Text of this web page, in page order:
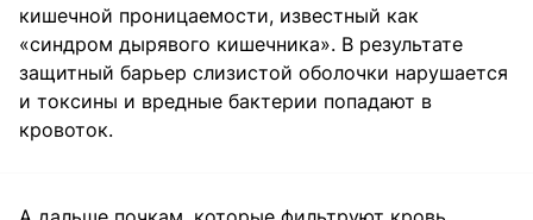
кишечной проницаемости, известный как
«синдром дырявого кишечника». В результате
защитный барьер слизистой оболочки нарушается
и токсины и вредные бактерии попадают в
кровоток.